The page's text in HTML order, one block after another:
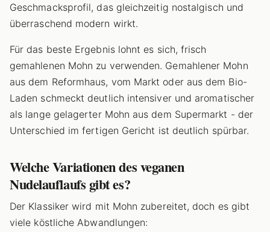
Geschmacksprofil, das gleichzeitig nostalgisch und
überraschend modern wirkt.
Für das beste Ergebnis lohnt es sich, frisch
gemahlenen Mohn zu verwenden. Gemahlener Mohn
aus dem Reformhaus, vom Markt oder aus dem Bio-
Laden schmeckt deutlich intensiver und aromatischer
als lange gelagerter Mohn aus dem Supermarkt - der
Unterschied im fertigen Gericht ist deutlich spürbar.
Welche Variationen des veganen
Nudelauflaufs gibt es?
Der Klassiker wird mit Mohn zubereitet, doch es gibt
viele köstliche Abwandlungen: